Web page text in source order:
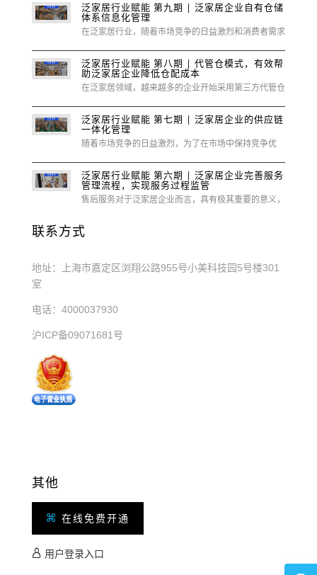
泛家居行业赋能 第九期 | 泛家居企业自有仓储
体系信息化管理
在泛家居行业，随着市场竞争的日益激烈和消费者需求
越来越高。
泛家居行业赋能 第八期 | 代管仓模式，有效帮
助泛家居企业降低仓配成本
在泛家居领域，越来越多的企业开始采用第三方代管仓
泛家居行业赋能 第七期 | 泛家居企业的供应链
一体化管理
随着市场竞争的日益激烈，为了在市场中保持竞争优
模式。
泛家居行业赋能 第六期 | 泛家居企业完善服务
管理流程，实现服务过程监管
售后服务对于泛家居企业而言，具有极其重要的意义，
度、忠诚度以及企业的长期发展。
联系方式
地址：上海市嘉定区浏翔公路955号小美科技园5号楼301
室
电话：4000037930
沪ICP备09071681号
其他
在线免费开通
用户登录入口